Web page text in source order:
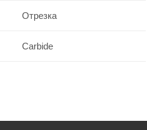
Отрезка
Carbide